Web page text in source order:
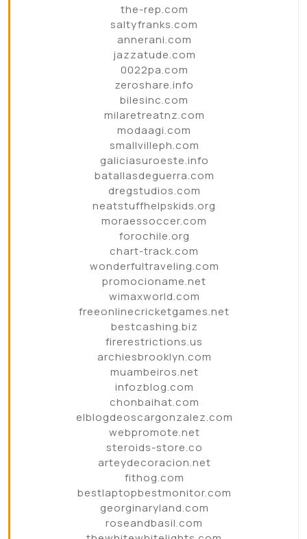
the-rep.com
saltyfranks.com
annerani.com
jazzatude.com
0022pa.com
zeroshare.info
bilesinc.com
milaretreatnz.com
modaagi.com
smallvilleph.com
galiciasuroeste.info
batallasdeguerra.com
dregstudios.com
neatstuffhelpskids.org
moraessoccer.com
forochile.org
chart-track.com
wonderfultraveling.com
promocioname.net
wimaxworld.com
freeonlinecricketgames.net
bestcashing.biz
firerestrictions.us
archiesbrooklyn.com
muambeiros.net
infozblog.com
chonbaihat.com
elblogdeoscargonzalez.com
webpromote.net
steroids-store.co
arteydecoracion.net
fithog.com
bestlaptopbestmonitor.com
georginaryland.com
roseandbasil.com